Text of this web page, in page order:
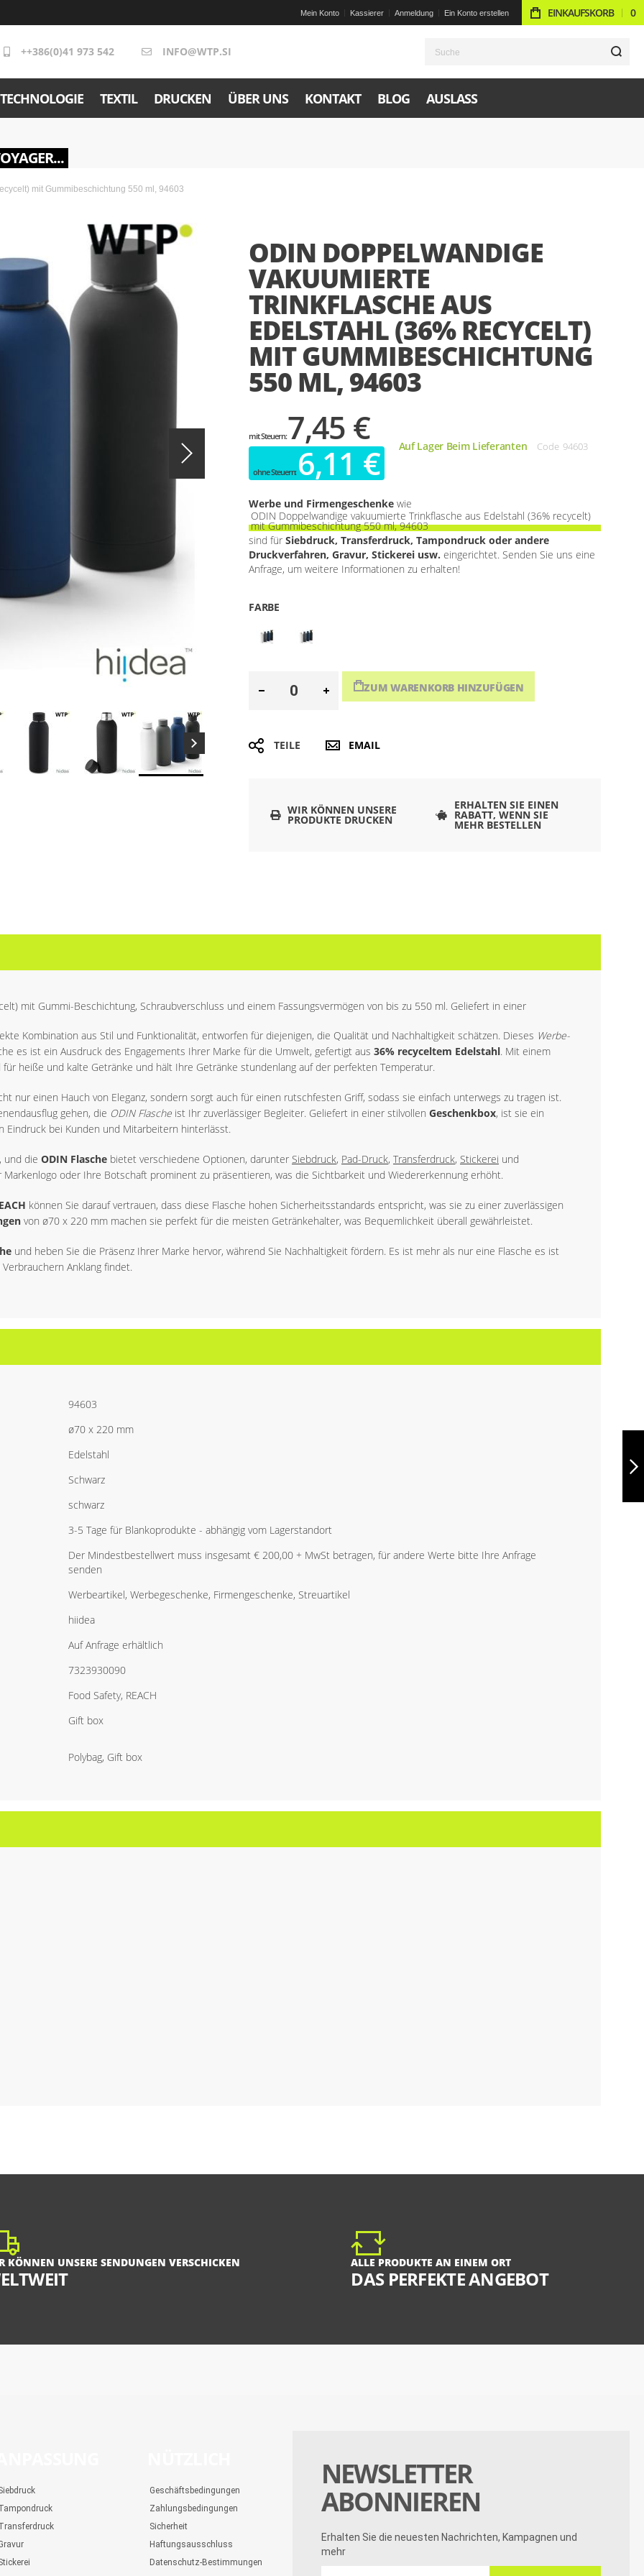
Mein Konto Kassierer Anmeldung Ein Konto erstellen EINKAUFSKORB 0
++386(0)41 973 542 INFO@WTP.SI
TECHNOLOGIE TEXTIL DRUCKEN ÜBER UNS KONTAKT BLOG AUSLASS
mit Gummibeschichtung 550 ml, 94603
ODIN DOPPELWANDIGE
VAKUUMIERTE
TRINKFLASCHE AUS
EDELSTAHL (36% RECYCELT)
MIT GUMMIBESCHICHTUNG
550 ML, 94603
7,45 €
6,11 €
Auf Lager Beim Lieferanten Code 94603
Werbe und Firmengeschenke wie
ODIN Doppelwandige vakuumierte Trinkflasche aus Edelstahl (36% recycelt)
mit Gummibeschichtung 550 ml, 94603
sind fürSiebdruck, Transferdruck, Tampondruck oder andere
Druckverfahren, Gravur, Stickerei usw. eingerichtet. Senden Sie uns eine
Anfrage, um weitere Informationen zu erhalten!
FARBE
ZUM WARENKORB HINZUFÜGEN
TEILE EMAIL
WIR KÖNNEN UNSERE
PRODUKTE DRUCKEN
ERHALTEN SIE EINEN
RABATT, WENN SIE
MEHR BESTELLEN
mit Gummi-Beschichtung, Schraubverschluss und einem Fassungsvermögen von bis zu 550 ml. Geliefert in einer
Kombination aus Stil und Funktionalität, entworfen für diejenigen, die Qualität und Nachhaltigkeit schätzen. Dieses Werbe-
es ist ein Ausdruck des Engagements Ihrer Marke für die Umwelt, gefertigt aus 36% recyceltem Edelstahl. Mit einem
für heiße und kalte Getränke und hält Ihre Getränke stundenlang auf der perfekten Temperatur.
nur einen Hauch von Eleganz, sondern sorgt auch für einen rutschfesten Griff, sodass sie einfach unterwegs zu tragen ist.
gehen, die ODIN Flasche ist Ihr zuverlässiger Begleiter. Geliefert in einer stilvollen Geschenkbox, ist sie ein
Eindruck bei Kunden und Mitarbeitern hinterlässt.
und die ODIN Flasche bietet verschiedene Optionen, darunter Siebdruck, Pad-Druck, Transferdruck, Stickerei und
oder Ihre Botschaft prominent zu präsentieren, was die Sichtbarkeit und Wiedererkennung erhöht.
können Sie darauf vertrauen, dass diese Flasche hohen Sicherheitsstandards entspricht, was sie zu einer zuverlässigen
von ø70 x 220 mm machen sie perfekt für die meisten Getränkehalter, was Bequemlichkeit überall gewährleistet.
und heben Sie die Präsenz Ihrer Marke hervor, während Sie Nachhaltigkeit fördern. Es ist mehr als nur eine Flasche es ist
Anklang findet.
94603
ø70 x 220 mm
Edelstahl
Schwarz
schwarz
3-5 Tage für Blankoprodukte - abhängig vom Lagerstandort
Der Mindestbestellwert muss insgesamt € 200,00 + MwSt betragen, für andere Werte bitte Ihre Anfrage
senden
Werbeartikel, Werbegeschenke, Firmengeschenke, Streuartikel
hiidea
Auf Anfrage erhältlich
7323930090
Food Safety, REACH
Gift box
Polybag, Gift box
KÖNNEN UNSERE SENDUNGEN VERSCHICKEN ALLE PRODUKTE AN EINEM ORT
DAS PERFEKTE ANGEBOT
NEWSLETTER
ABONNIEREN
Erhalten Sie die neuesten Nachrichten, Kampagnen und
mehr
Geschäftsbedingungen
Zahlungsbedingungen
Sicherheit
Haftungsausschluss
Datenschutz-Bestimmungen